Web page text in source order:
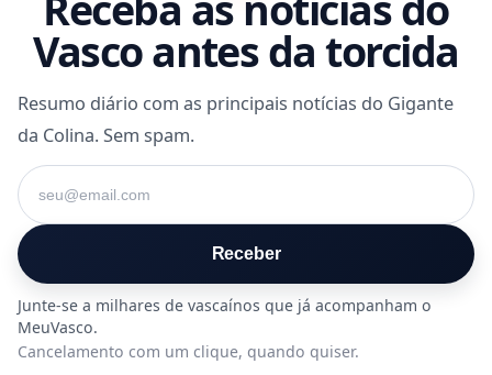
Vasco antes da torcida
Resumo diário com as principais notícias do Gigante
da Colina. Sem spam.
Seu e-mail
Receber
Cancelamento com um clique, quando quiser.